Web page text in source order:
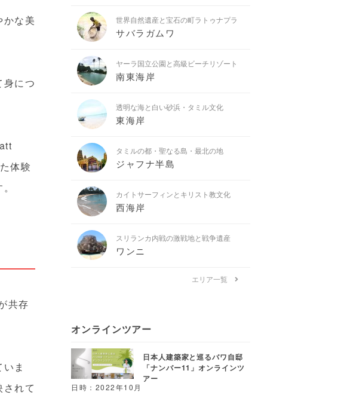
な美
につ
体験
共存
ま
れて
世界自然遺産と宝石の町ラトゥナプラ
サバラガムワ
ヤーラ国立公園と高級ビーチリゾート
南東海岸
透明な海と白い砂浜・タミル文化
東海岸
タミルの都・聖なる島・最北の地
ジャフナ半島
カイトサーフィンとキリスト教文化
西海岸
スリランカ内戦の激戦地と戦争遺産
ワンニ
エリア一覧
オンラインツアー
日本人建築家と巡るバワ自邸
「ナンバー11」オンラインツ
アー
日時：2022年10月